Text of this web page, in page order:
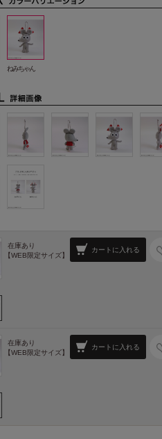
ねみちゃん
在庫あり
【WEB限定サイズ】
カートに入れる
在庫あり
【WEB限定サイズ】
カートに入れる